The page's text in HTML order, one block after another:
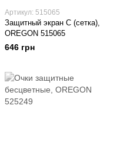
Артикул: 515065
Защитный экран С (сетка),
OREGON 515065
646 грн